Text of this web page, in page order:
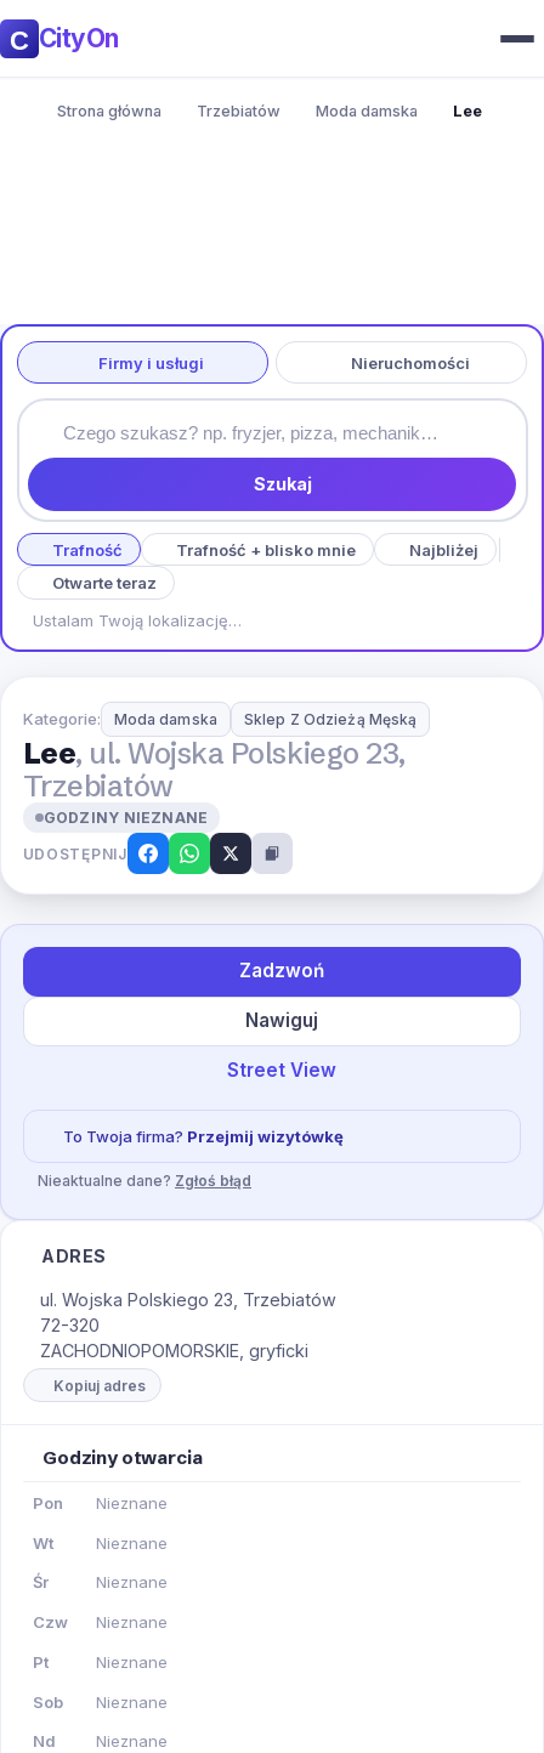
CityOn
Strona główna Trzebiatów Moda damska Lee
Firmy i usługi Nieruchomości
Szukaj
Trafność Trafność + blisko mnie
Najbliżej
Otwarte teraz
Ustalam Twoją lokalizację…
Kategorie: Moda damska Sklep Z Odzieżą Męską
Lee, ul. Wojska Polskiego 23,
Trzebiatów
GODZINY NIEZNANE
UDOSTĘPNIJ
Zadzwoń
Nawiguj
Street View
To Twoja firma? Przejmij wizytówkę
Nieaktualne dane? Zgłoś błąd
ADRES
ul. Wojska Polskiego 23, Trzebiatów
72-320
ZACHODNIOPOMORSKIE, gryficki
Kopiuj adres
Godziny otwarcia
Pon Nieznane
Wt Nieznane
Śr Nieznane
Czw Nieznane
Pt Nieznane
Sob Nieznane
Nd Nieznane